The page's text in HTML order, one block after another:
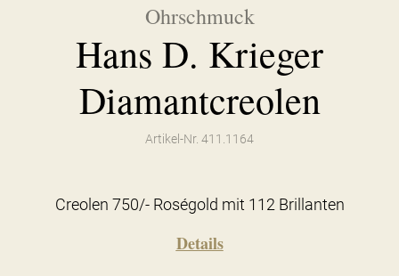
Ohrschmuck
Hans D. Krieger
Diamantcreolen
Artikel-Nr. 411.1164
Creolen 750/- Roségold mit 112 Brillanten
Details